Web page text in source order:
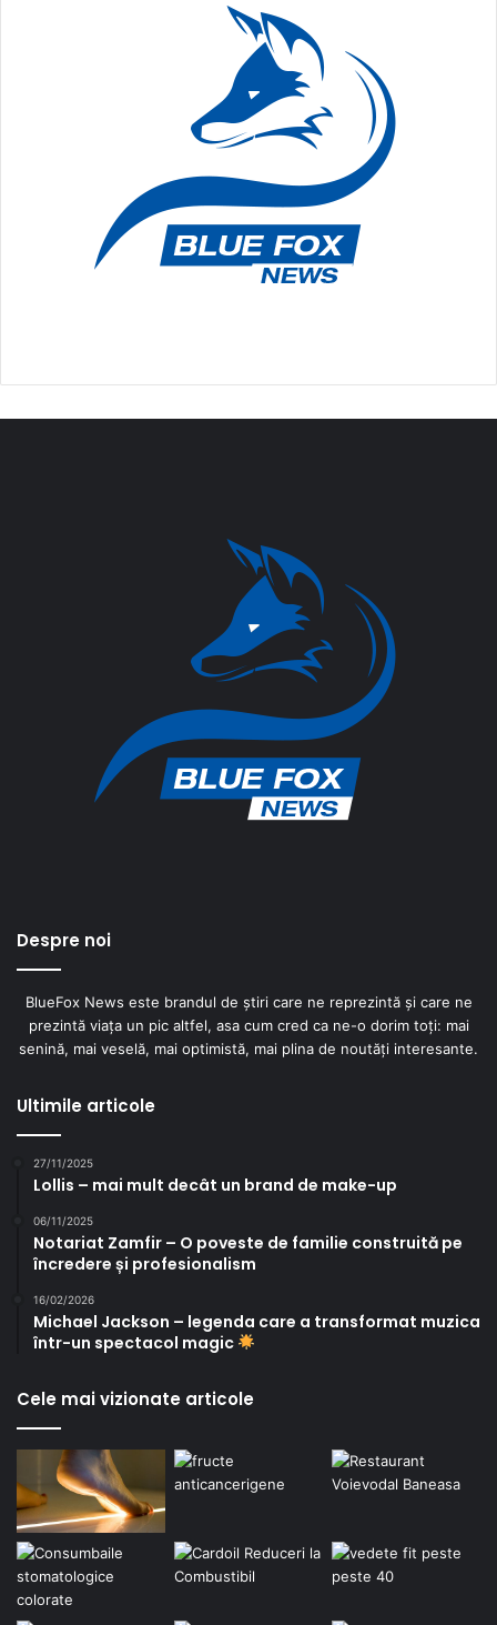
Despre noi
BlueFox News este brandul de știri care ne reprezintă și care ne
prezintă viața un pic altfel, asa cum cred ca ne-o dorim toți: mai
senină, mai veselă, mai optimistă, mai plina de noutăți interesante.
Ultimile articole
27/11/2025
Lollis – mai mult decât un brand de make-up
06/11/2025
Notariat Zamfir – O poveste de familie construită pe
încredere și profesionalism
16/02/2026
Michael Jackson – legenda care a transformat muzica
într-un spectacol magic
Cele mai vizionate articole